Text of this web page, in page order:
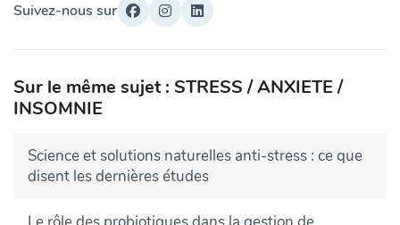
Suivez-nous sur
Sur le même sujet : STRESS / ANXIETE /
INSOMNIE
Science et solutions naturelles anti-stress : ce que
disent les dernières études